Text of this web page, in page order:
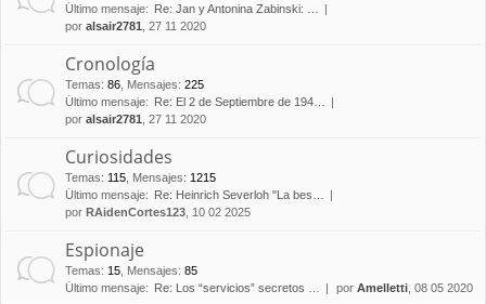
Último mensaje:
Re: Jan y Antonina Zabinski: …
por alsair2781 , 27 11 2020
Cronología
Temas: 86 Mensajes: 225
Último mensaje:
Re: El 2 de Septiembre de 194…
por alsair2781 , 27 11 2020
Curiosidades
Temas: 115 Mensajes: 1215
Último mensaje:
Re: Heinrich Severloh "La bes…
por RAidenCortes123 , 10 02 2025
Espionaje
Temas: 15 Mensajes: 85
Último mensaje:
Re: Los “servicios” secretos … por Amelletti , 08 05 2020